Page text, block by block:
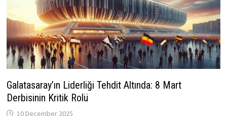
Galatasaray’ın Liderliği Tehdit Altında: 8 Mart
Derbisinin Kritik Rolü
10 December 2025